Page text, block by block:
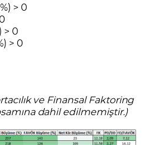
> 0
> 0
> 0
ve Finansal Faktoring
dahil edilmemiştir.)